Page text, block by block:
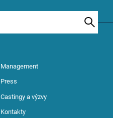
Management
Press
Castingy a výzvy
Kontakty